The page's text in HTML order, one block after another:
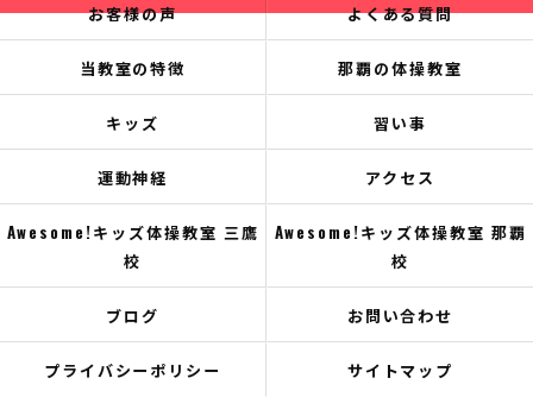
お客様の声 よくある質問
当教室の特徴 那覇の体操教室
キッズ 習い事
運動神経 アクセス
Awesome!キッズ体操教室 三鷹
校
Awesome!キッズ体操教室 那覇
校
ブログ お問い合わせ
プライバシーポリシー サイトマップ